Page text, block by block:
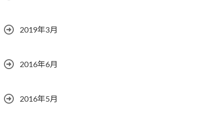
2019年3月
2016年6月
2016年5月